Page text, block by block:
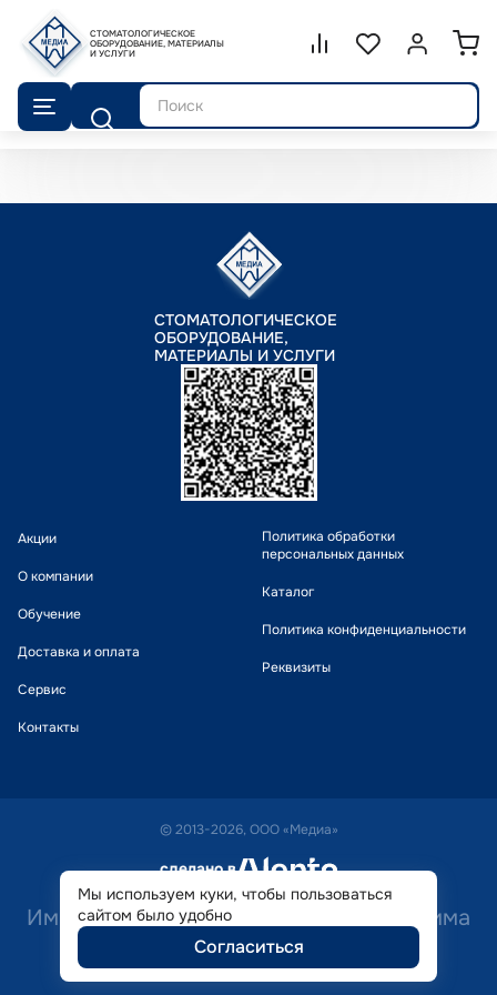
СТОМАТОЛОГИЧЕСКОЕ
ОБОРУДОВАНИЕ, МАТЕРИАЛЫ
И УСЛУГИ
Сравнение.
СписокВойти или
Поиск
СТОМАТОЛОГИЧЕСКОЕ
ОБОРУДОВАНИЕ,
МАТЕРИАЛЫ И УСЛУГИ
Акции
О компании
Обучение
Доставка и оплата
Сервис
Контакты
Политика обработки
персональных данных
Каталог
Политика конфиденциальности
Реквизиты
© 2013-2026, ООО «Медиа»
сделано в alente
Имеются противопоказания. Необходима
консультация специалиста.
Мы используем куки, чтобы пользоваться
сайтом было удобно
Согласиться